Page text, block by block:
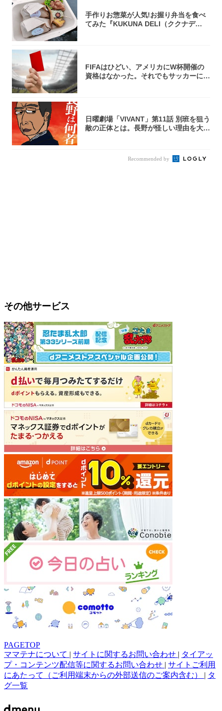
手作りお惣菜が人気!お握り弁当を食べ
てみた『KUKUNA DELI（ククナデ
FIFAはひどい、アメリカにW杯開催の
資格はなかった。それでもサッカーには
日曜劇場「VIVANT」第11話 別班を狙う
敵の正体とは。長野が怪しい理由を大
Recommended by
その他サービス
PAGETOP
ママテナについて | サイトに関するお問い合わせ | タイアッ
プ・コンテンツ配信等に関するお問い合わせ | サイトご利用
にあたって（ご利用端末からの外部送信のご案内含む） | タ
グ一覧